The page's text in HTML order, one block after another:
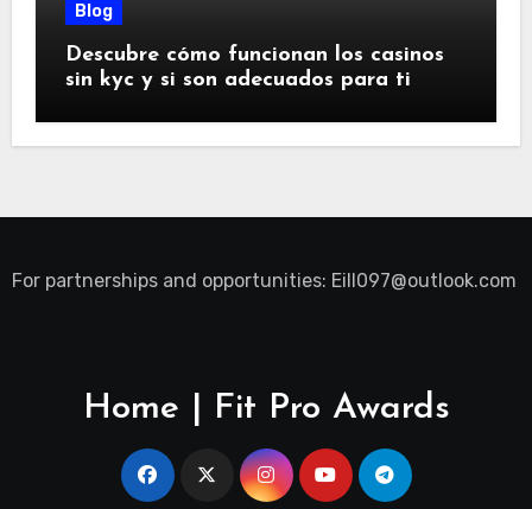
Blog
Descubre cómo funcionan los casinos
sin kyc y si son adecuados para ti
For partnerships and opportunities: Eill097@outlook.com
Home | Fit Pro Awards